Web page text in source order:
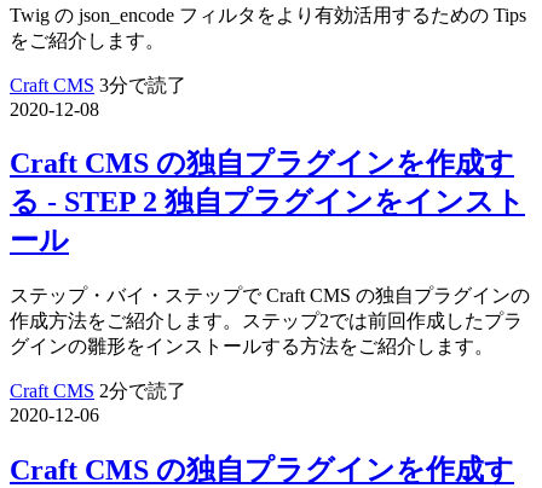
Twig の json_encode フィルタをより有効活用するための Tips
をご紹介します。
Craft CMS 3分で読了
2020-12-08
Craft CMS の独自プラグインを作成す
る - STEP 2 独自プラグインをインスト
ール
ステップ・バイ・ステップで Craft CMS の独自プラグインの
作成方法をご紹介します。ステップ2では前回作成したプラ
グインの雛形をインストールする方法をご紹介します。
Craft CMS 2分で読了
2020-12-06
Craft CMS の独自プラグインを作成す